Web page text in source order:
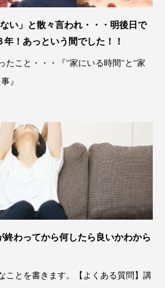
い」と散々言われ・・・明後日で
！あっという間でした！！
こと・・・『‘‘家にいる時間‘‘と‘‘家
』
終わってから何したら良いかわから
ことを書きます。【よくある質問】講